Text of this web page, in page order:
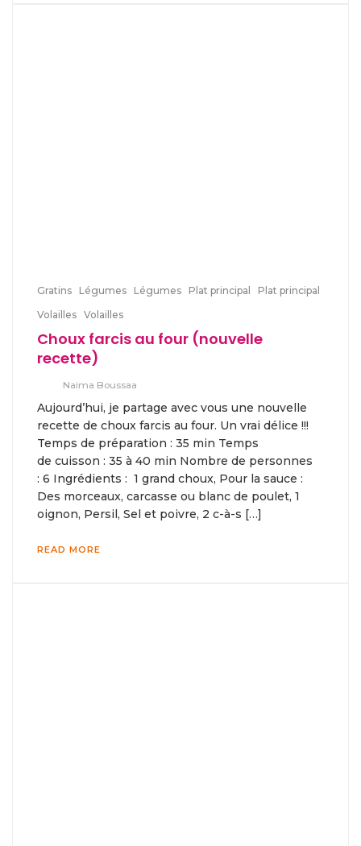
Gratins Légumes Légumes Plat principal
Plat principal
Volailles Volailles
Choux farcis au four (nouvelle
recette)
Naima Boussaa
Aujourd’hui, je partage avec vous une nouvelle
recette de choux farcis au four. Un vrai délice !!!
Temps de préparation : 35 min Temps
de cuisson : 35 à 40 min Nombre de personnes
: 6 Ingrédients : 1 grand choux, Pour la sauce :
Des morceaux, carcasse ou blanc de poulet, 1
oignon, Persil, Sel et poivre, 2 c-à-s […]
READ MORE